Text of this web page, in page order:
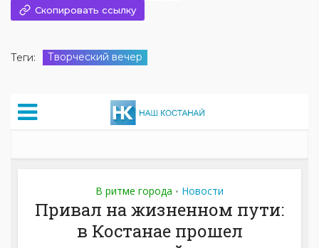
Скопировать ссылку
Теги: Творческий вечер